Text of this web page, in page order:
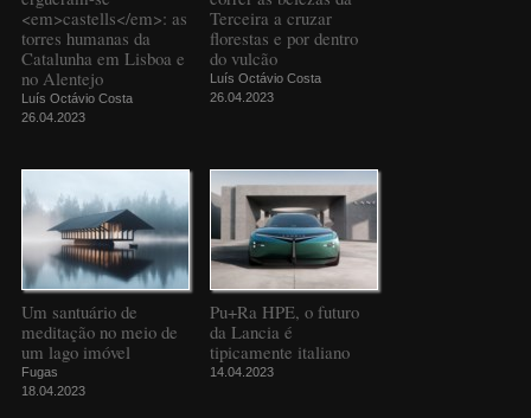
<em>castells</em>: as
torres humanas da
Catalunha em Lisboa e
no Alentejo
Luís Octávio Costa
26.04.2023
Terceira a cruzar
florestas e por dentro
do vulcão
Luís Octávio Costa
26.04.2023
Um santuário de
meditação no meio de
um lago imóvel
Fugas
18.04.2023
Pu+Ra HPE, o futuro
da Lancia é
tipicamente italiano
14.04.2023